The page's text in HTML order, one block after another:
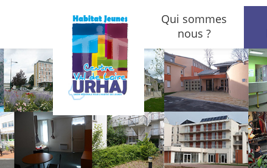
Qui sommes
nous ?